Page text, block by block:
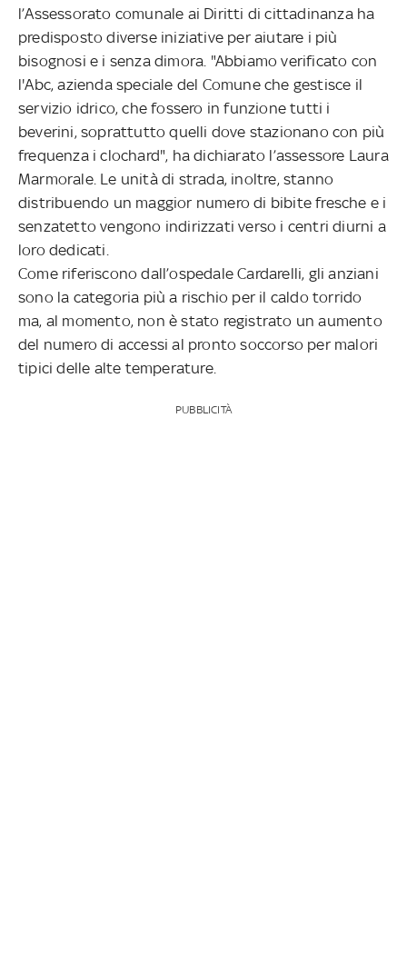
l’Assessorato comunale ai Diritti di cittadinanza ha
predisposto diverse iniziative per aiutare i più
bisognosi e i senza dimora. "Abbiamo verificato con
l'Abc, azienda speciale del Comune che gestisce il
servizio idrico, che fossero in funzione tutti i
beverini, soprattutto quelli dove stazionano con più
frequenza i clochard", ha dichiarato l’assessore Laura
Marmorale. Le unità di strada, inoltre, stanno
distribuendo un maggior numero di bibite fresche e i
senzatetto vengono indirizzati verso i centri diurni a
loro dedicati.
Come riferiscono dall’ospedale Cardarelli, gli anziani
sono la categoria più a rischio per il caldo torrido
ma, al momento, non è stato registrato un aumento
del numero di accessi al pronto soccorso per malori
tipici delle alte temperature.
PUBBLICITÀ